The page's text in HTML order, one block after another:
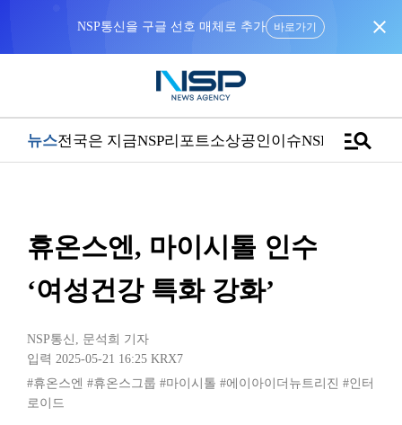
NSP통신을 구글 선호 매체로 추가 바로가기 close
뉴스전국은 지금NSP리포트소상공인이슈NSPTVmanage_search
휴온스엔, 마이시톨 인수
‘여성건강 특화 강화’
NSP통신 , 문석희 기자
입력 2025-05-21 16:25 KRX7
#휴온스엔 #휴온스그룹 #마이시톨 #에이아이더뉴트리진 #인터
로이드